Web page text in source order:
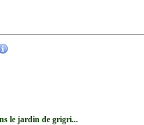
le jardin de grigri...